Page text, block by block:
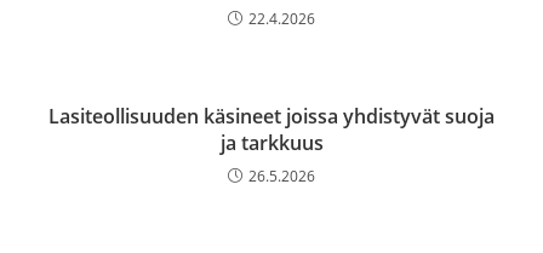
22.4.2026
Lasiteollisuuden käsineet joissa yhdistyvät suoja
ja tarkkuus
26.5.2026